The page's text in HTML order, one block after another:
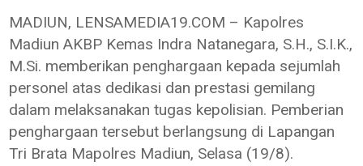
MADIUN, LENSAMEDIA19.COM – Kapolres
Madiun AKBP Kemas Indra Natanegara, S.H., S.I.K.,
M.Si. memberikan penghargaan kepada sejumlah
personel atas dedikasi dan prestasi gemilang
dalam melaksanakan tugas kepolisian. Pemberian
penghargaan tersebut berlangsung di Lapangan
Tri Brata Mapolres Madiun, Selasa (19/8).